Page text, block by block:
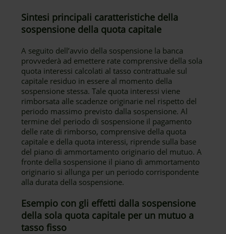
Sintesi principali caratteristiche della
sospensione della quota capitale
A seguito dell’avvio della sospensione la banca
provvederà ad emettere rate comprensive della sola
quota interessi calcolati al tasso contrattuale sul
capitale residuo in essere al momento della
sospensione stessa. Tale quota interessi viene
rimborsata alle scadenze originarie nel rispetto del
periodo massimo previsto dalla sospensione. Al
termine del periodo di sospensione il pagamento
delle rate di rimborso, comprensive della quota
capitale e della quota interessi, riprende sulla base
del piano di ammortamento originario del mutuo. A
fronte della sospensione il piano di ammortamento
originario si allunga per un periodo corrispondente
alla durata della sospensione.
Esempio con gli effetti dalla sospensione
della sola quota capitale per un mutuo a
tasso fisso